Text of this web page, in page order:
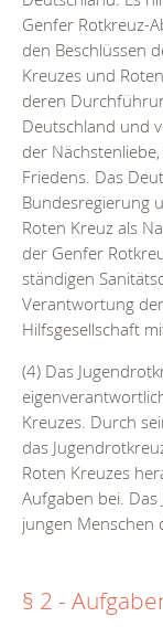
Genfer Rotkreuz-
den Beschlüssen
Kreuzes und
deren
Deutschland und
der
Friedens. Das
Bundesregierung
Roten Kreuz als
der Genfer
ständigen
Verantwortung
Hilfsgesellschaft
(4) Das
Kreuzes. Durch
das
Roten Kreuzes
Aufgaben bei.
jungen Menschen
§ 2 -